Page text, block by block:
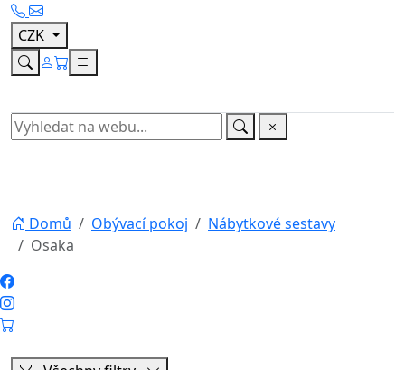
Všechny filtry
Rozměry
Cena
Vyhledávání